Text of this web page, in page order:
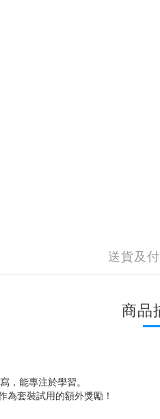
送貨及
商品
，能專注於學習。
套裝試用的額外獎勵！